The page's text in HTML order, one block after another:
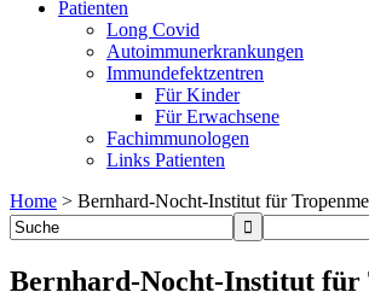
Patienten
Long Covid
Autoimmunerkrankungen
Immundefektzentren
Für Kinder
Für Erwachsene
Fachimmunologen
Links Patienten
Home > Bernhard-Nocht-Institut für
Bernhard-Nocht-Institut für